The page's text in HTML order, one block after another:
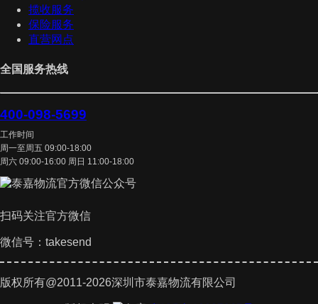
揽收服务
保险服务
直营网点
全国服务热线
400-098-5699
工作时间
周一至周五 09:00-18:00
周六 09:00-16:00 周日 11:00-18:00
扫码关注官方微信
微信号：takesend
版权所有@2011-2026深圳市泰嘉物流有限公司